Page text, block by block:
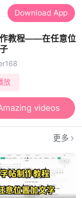
Download App
教程——在任意位
放
videos
更多
App